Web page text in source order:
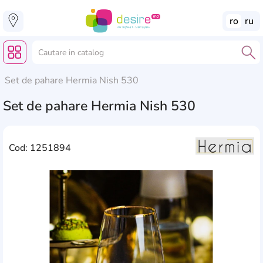
ro ru
Set de pahare Hermia Nish 530
Set de pahare Hermia Nish 530
Cod: 1251894